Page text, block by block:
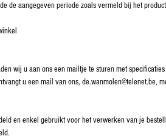
de aangegeven periode zoals vermeld bij het
wij u aan ons een mailtje te sturen met
u een mail van ons, de.wanmolen@telenet.be,
en enkel gebruikt voor het verwerken van je